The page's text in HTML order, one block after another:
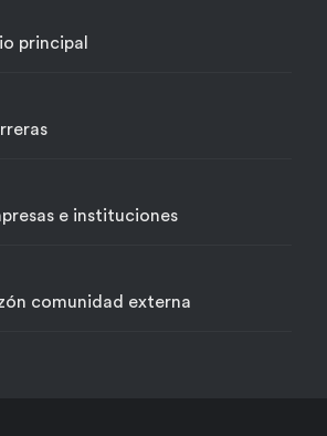
principal
e instituciones
comunidad externa